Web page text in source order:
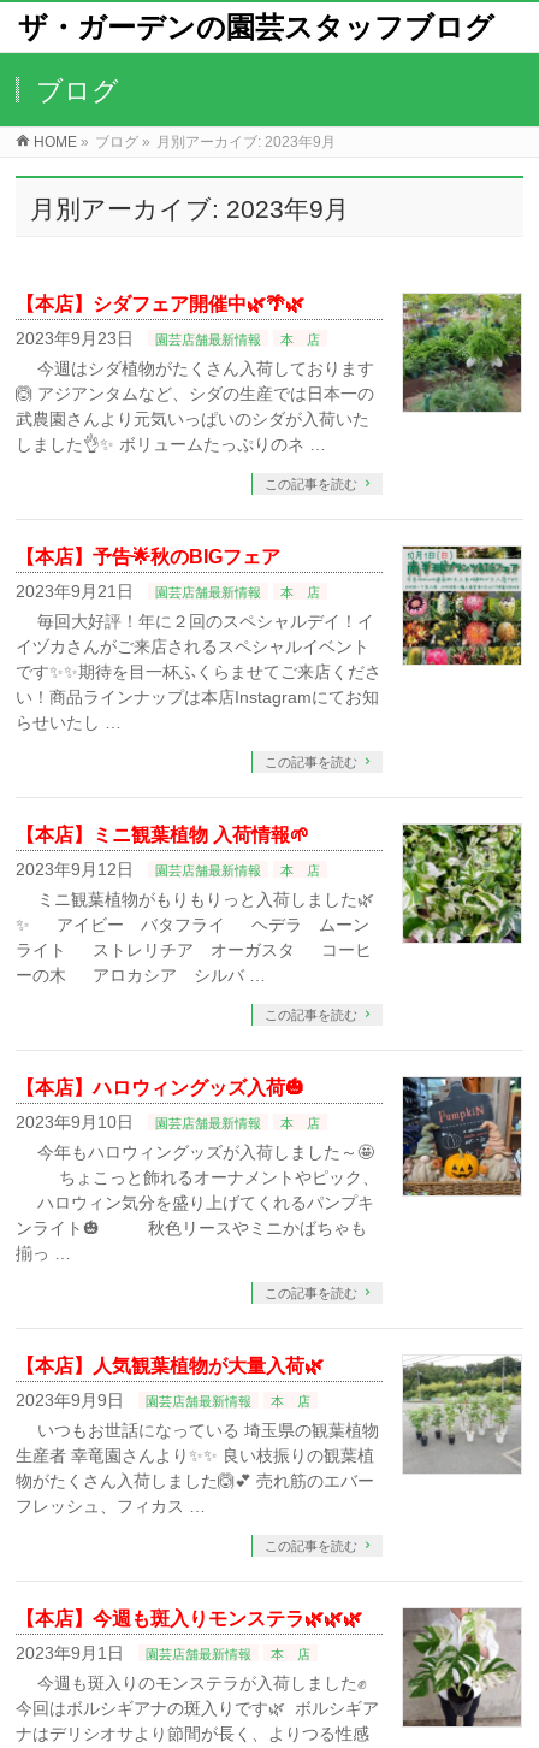
ザ・ガーデンの園芸スタッフブログ
ブログ
HOME » ブログ » 月別アーカイブ: 2023年9月
月別アーカイブ: 2023年9月
【本店】シダフェア開催中🌿🌴🌿
2023年9月23日 園芸店舗最新情報 本 店
今週はシダ植物がたくさん入荷しております
🙆⁡⁡⁡ アジアンタムなど、シダの生産では日本一の
武農園さんより元気いっぱいのシダが入荷いた
しました👌⁡✨ ボリュームたっぷりのネ …
この記事を読む
【本店】予告🌟秋のBIGフェア
2023年9月21日 園芸店舗最新情報 本 店
毎回大好評！年に２回のスペシャルデイ！イ
イヅカさんがご来店されるスペシャルイベント
です✨✨期待を目一杯ふくらませてご来店くださ
い！商品ラインナップは本店Instagramにてお知
らせいたし …
この記事を読む
【本店】ミニ観葉植物 入荷情報🌱
2023年9月12日 園芸店舗最新情報 本 店
ミニ観葉植物がもりもりっと入荷しました🌿
✨ ㅤㅤアイビー バタフライ ㅤㅤヘデラ ムーン
ライト ㅤㅤストレリチア オーガスタ ㅤㅤコーヒ
ーの木 ㅤㅤアロカシア シルバ …
この記事を読む
【本店】ハロウィングッズ入荷🎃
2023年9月10日 園芸店舗最新情報 本 店
今年もハロウィングッズが入荷しました～🤩
ちょこっと飾れるオーナメントやピック、
ハロウィン気分を盛り上げてくれるパンプキ
ンライト🎃 秋色リースやミニかばちゃも
揃っ …
この記事を読む
【本店】人気観葉植物が大量入荷🌿
2023年9月9日 園芸店舗最新情報 本 店
いつもお世話になっている 埼玉県の観葉植物
生産者 幸竜園さんより✨✨ 良い枝振りの観葉植
物がたくさん入荷しました🙆⁡💕 売れ筋のエバー
フレッシュ、フィカス …
この記事を読む
【本店】今週も斑入りモンステラ🌿🌿🌿⁡⁡
2023年9月1日 園芸店舗最新情報 本 店
今週も斑入りのモンステラが入荷しました✊⁡
今回はボルシギアナの斑入りです🌿 ⁡ ボルシギア
ナはデリシオサより節間が長く、よりつる性感